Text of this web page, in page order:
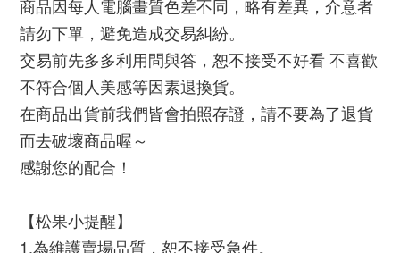
商品因每人電腦畫質色差不同，略有差異，介意者
請勿下單，避免造成交易糾紛。
交易前先多多利用問與答，恕不接受不好看 不喜歡
不符合個人美感等因素退換貨。
在商品出貨前我們皆會拍照存證，請不要為了退貨
而去破壞商品喔～
感謝您的配合！
【松果小提醒】
1.為維護賣場品質，恕不接受急件。